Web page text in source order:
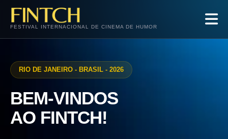
FESTIVAL INTERNACIONAL DE CINEMA DE HUMOR
RIO DE JANEIRO - BRASIL - 2026
BEM-VINDOS
AO FINTCH!